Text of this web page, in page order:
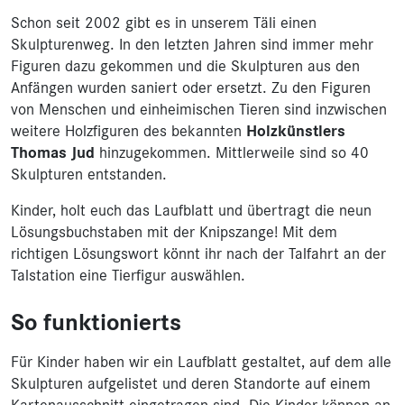
Schon seit 2002 gibt es in unserem Täli einen
Skulpturenweg. In den letzten Jahren sind immer mehr
Figuren dazu gekommen und die Skulpturen aus den
Anfängen wurden saniert oder ersetzt. Zu den Figuren
von Menschen und einheimischen Tieren sind inzwischen
weitere Holzfiguren des bekannten Holzkünstlers
Thomas Jud hinzugekommen. Mittlerweile sind so 40
Skulpturen entstanden.
Kinder, holt euch das Laufblatt und übertragt die neun
Lösungsbuchstaben mit der Knipszange! Mit dem
richtigen Lösungswort könnt ihr nach der Talfahrt an der
Talstation eine Tierfigur auswählen.
So funktionierts
Für Kinder haben wir ein Laufblatt gestaltet, auf dem alle
Skulpturen aufgelistet und deren Standorte auf einem